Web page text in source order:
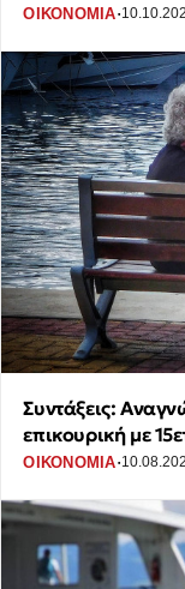
ΟΙΚΟΝΟΜΙΑ·
Συντάξεις:
επικουρική με
ΟΙΚΟΝΟΜΙΑ·